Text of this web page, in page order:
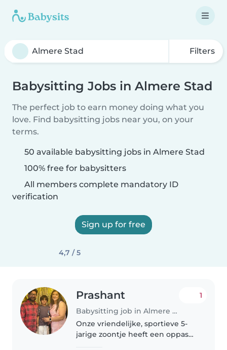
Filters
Babysitting Jobs in Almere Stad
The perfect job to earn money doing what you
love. Find babysitting jobs near you, on your
terms.
50 available babysitting jobs in Almere Stad
100% free for babysitters
All members complete mandatory ID
verification
Sign up for free
4,7 / 5
Prashant
Babysitting job in Almere Stad
1
Onze vriendelijke, sportieve 5-
jarige zoontje heeft een oppas